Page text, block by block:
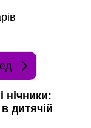
нічники:
дитячій